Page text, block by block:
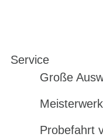
Service
Große
Probefahrt